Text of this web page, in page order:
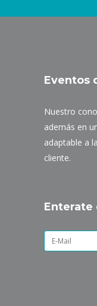
Eventos
Nuestro
además en
adaptable a
cliente.
Enterate